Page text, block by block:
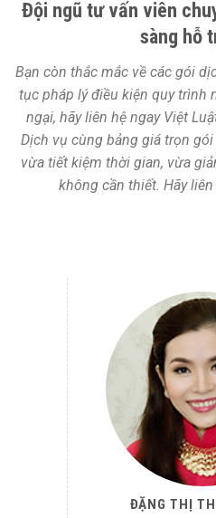
Đội ngũ tư vấn viên
sàng hỗ
Bạn còn thắc mắc về các gói
tục pháp lý điều kiện quy trình
ngại, hãy liên hệ ngay Việt
Dịch vụ cùng bảng giá trọn
vừa tiết kiệm thời gian, vừa
không cần thiết. Hãy liên
ĐẶNG THỊ